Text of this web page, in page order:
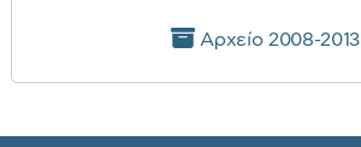
Αρχείο 2008-2013